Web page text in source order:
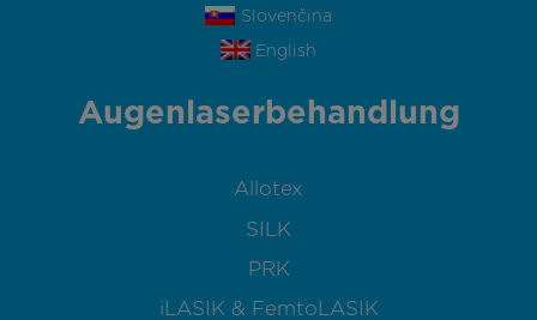
Slovenčina
English
Augenlaserbehandlung
Allotex
SILK
PRK
iLASIK & FemtoLASIK